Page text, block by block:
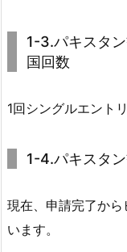
1-3.パキスタ
国回数
1回シングルエント
1-4.パキスタ
現在、申請完了か
います。